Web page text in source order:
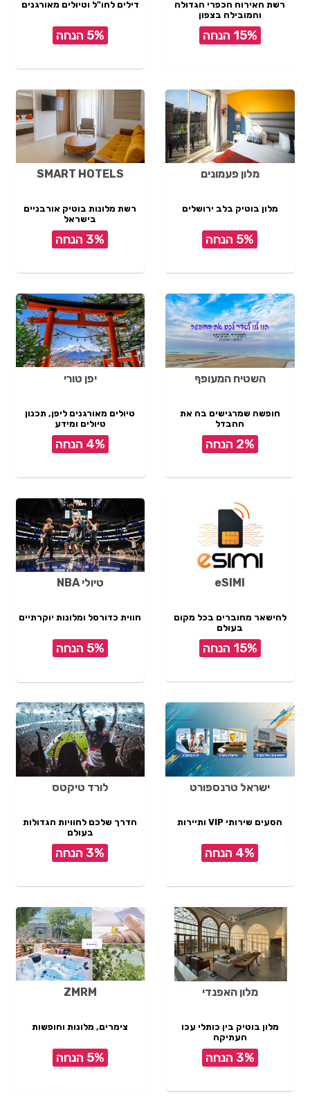
רשת האירוח הכפרי הגדולה
והמובילה בצפון
15% הנחה
דילים לחו"ל וטיולים מאורגנים
5% הנחה
מלון פעמונים
מלון בוטיק בלב ירושלים
5% הנחה
SMART HOTELS
רשת מלונות בוטיק אורבניים
בישראל
3% הנחה
השטיח המעופף
חופשה שמרגישים בה את
ההבדל
2% הנחה
יפן טורי
טיולים מאורגנים ליפן, תכנון
טיולים ומידע
4% הנחה
eSIMI
להישאר מחוברים בכל מקום
בעולם
15% הנחה
טיולי NBA
חווית כדורסל ומלונות יוקרתיים
5% הנחה
ישראל טרנספורט
הסעים שירותי VIP ותיירות
4% הנחה
לורד טיקטס
הדרך שלכם לחוויות הגדולות
בעולם
3% הנחה
מלון האפנדי
מלון בוטיק בין כותלי עכו
העתיקה
3% הנחה
ZMRM
צימרים, מלונות וחופשות
5% הנחה